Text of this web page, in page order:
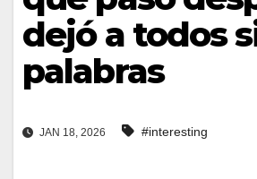
dejó a todos
palabras
JAN 18, 2026 #interesting